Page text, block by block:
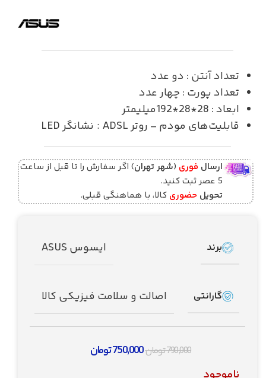
تعداد آنتن : دو عدد
تعداد پورت : چهار عدد
ابعاد : 28*28*192میلیمتر
قابلیت‌های مودم – روتر ADSL : نشانگر LED
ارسال فوری (شهر تهران) اگر سفارش را تا قبل از ساعت
5 عصر ثبت کنید.
تحویل حضوری کالا، با هماهنگی قبلی.
برند ایسوس ASUS
گارانتی اصالت و سلامت فیزیکی کالا
790,000تومان750,000تومان